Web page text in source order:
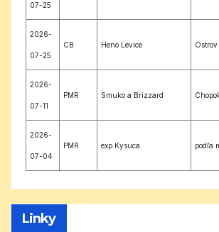
07-25
2026-
07-25
CB Heno Levice Ostrov
2026-
07-11
PMR Smuko a Brizzard
2026-
07-04
PMR exp.Kysuca podľa
Linky